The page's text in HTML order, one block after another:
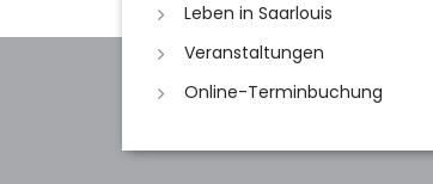
Leben in Saarlouis
Veranstaltungen
Online-Terminbuchung